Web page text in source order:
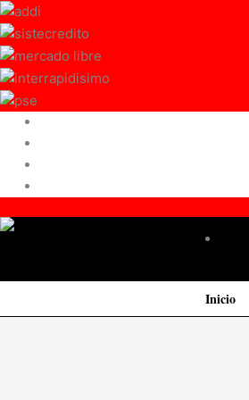
Ir
al
contenido
Inicio